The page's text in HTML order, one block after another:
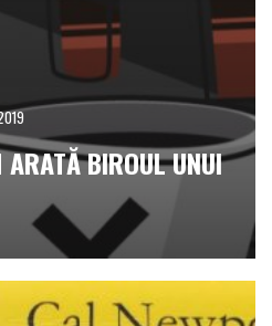
ARATĂ BIROUL UNUI